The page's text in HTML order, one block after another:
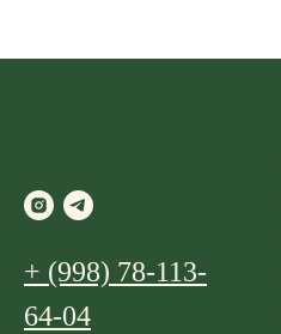
+ (998) 78-113-
64-04